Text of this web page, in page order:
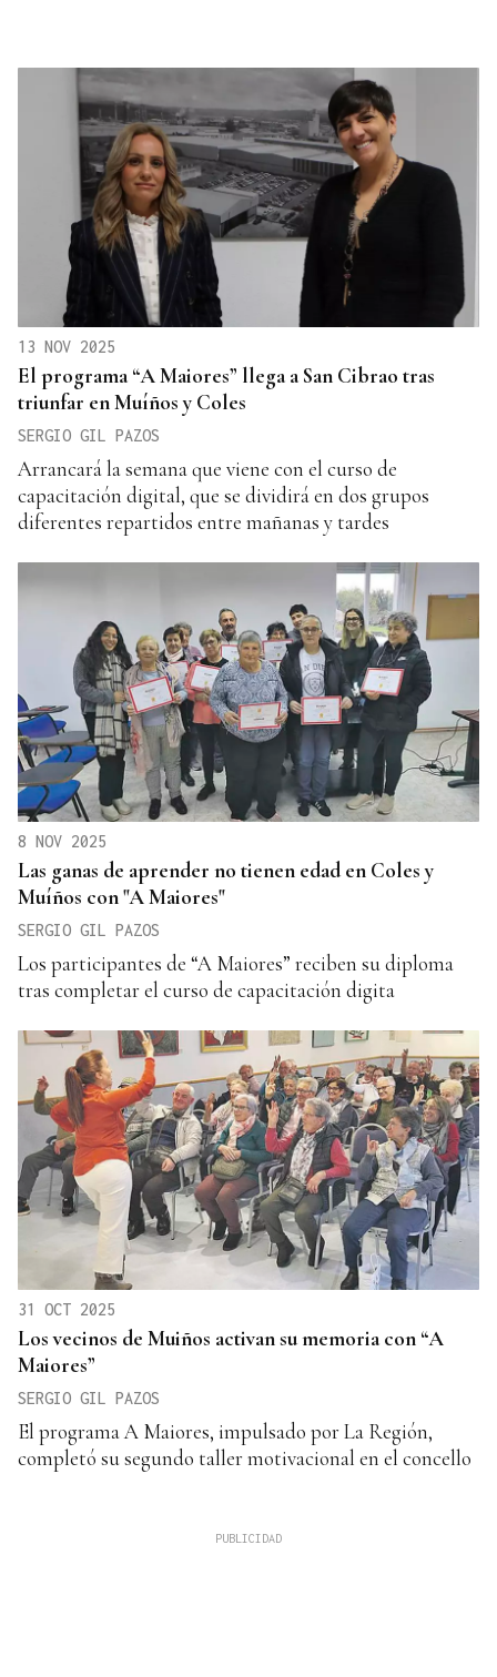
13 NOV 2025
El programa “A Maiores” llega a San Cibrao tras
triunfar en Muíños y Coles
SERGIO GIL PAZOS
Arrancará la semana que viene con el curso de
capacitación digital, que se dividirá en dos grupos
diferentes repartidos entre mañanas y tardes
8 NOV 2025
Las ganas de aprender no tienen edad en Coles y
Muíños con "A Maiores"
SERGIO GIL PAZOS
Los participantes de “A Maiores” reciben su diploma
tras completar el curso de capacitación digita
31 OCT 2025
Los vecinos de Muiños activan su memoria con “A
Maiores”
SERGIO GIL PAZOS
El programa A Maiores, impulsado por La Región,
completó su segundo taller motivacional en el concello